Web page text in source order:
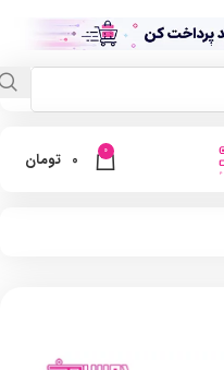
0
0 تومان